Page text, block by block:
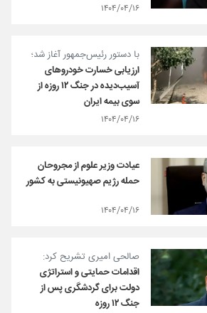
۱۴۰۴/۰۴/۱۶
با دستور رئیس‌جمهور آغاز شد؛
ارزیابی خسارت خودروهای
آسیب‌دیده در جنگ ۱۲ روزه از
سوی بیمه ایران
۱۴۰۴/۰۴/۱۶
عیادت وزیر علوم از مجروحان
حمله رژیم صهیونیستی به کشور
۱۴۰۴/۰۴/۱۶
صالحی امیری تشریح کرد:
اقدامات حمایتی و استراتژی
دولت برای گردشگری پس از
جنگ ۱۲ روزه